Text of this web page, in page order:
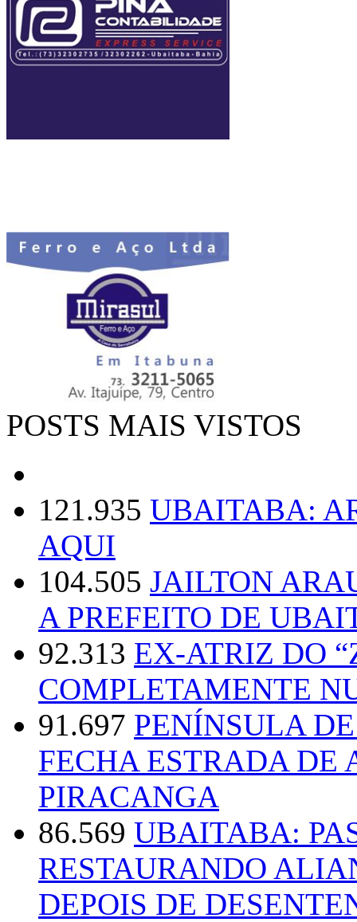
POSTS MAIS VISTOS
121.935 UBAITABA:
AQUI
104.505 JAILTON
A PREFEITO DE
92.313 EX-ATRIZ DO
COMPLETAMENTE
91.697 PENÍNSULA
FECHA ESTRADA DE
PIRACANGA
86.569 UBAITABA:
RESTAURANDO
DEPOIS DE